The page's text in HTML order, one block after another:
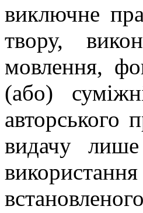
виключне
твору,
мовлення,
(або)
авторського
видачу